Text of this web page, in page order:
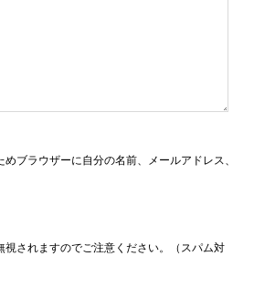
ブラウザーに自分の名前、メールアドレス、
視されますのでご注意ください。（スパム対